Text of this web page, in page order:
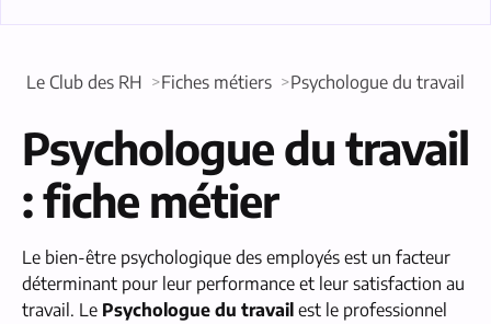
Le Club des RH Fiches métiers Psychologue du travail
Psychologue du travail
: fiche métier
Le bien-être psychologique des employés est un facteur
déterminant pour leur performance et leur satisfaction au
travail. Le Psychologue du travail est le professionnel